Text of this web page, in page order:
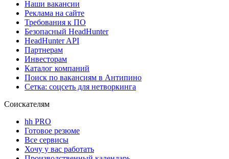
Наши вакансии
Реклама на сайте
Требования к ПО
Безопасный HeadHunter
HeadHunter API
Партнерам
Инвесторам
Каталог компаний
Поиск по вакансиям в Антипино
Сетка: соцсеть для нетворкинга
Соискателям
hh PRO
Готовое резюме
Все сервисы
Хочу у вас работать